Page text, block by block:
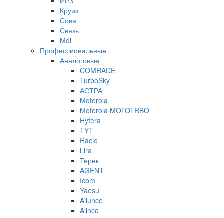
Круиз
Сова
Связь
Mdi
Профессиональные
Аналоговые
COMRADE
TurboSky
АСТРА
Motorola
Motorola MOTOTRBO
Hytera
TYT
Racio
Lira
Терек
AGENT
Icom
Yaesu
Ailunce
Alinco